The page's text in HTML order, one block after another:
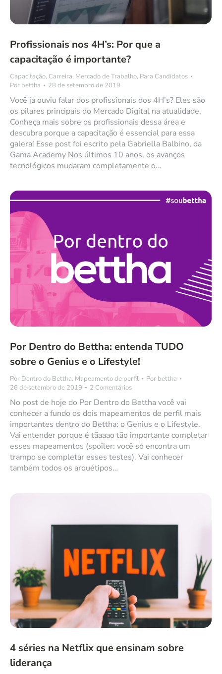
Profissionais nos 4H’s: Por que a
capacitação é importante?
Capacitação, Carreira, Mercado de Trabalho, Para Candidatos
Por bettha 28 de setembro de 2019
Você já ouviu falar dos profissionais dos 4H’s? Eles são
os pilares principais do Mercado Digital na atualidade.
Conheça mais sobre os profissionais dessa área e
descubra porque a capacitação é essencial para essa
galera! Esse post foi escrito pela Gabriella Balbino, da
Gama Academy Nos últimos 10 anos, os avanços
tecnológicos mudaram completamente o…
Por Dentro do Bettha: entenda TUDO
sobre o Genius e o Lifestyle!
Por Dentro do Bettha, Mapeamento de perfil Por bettha
26 de setembro de 2019
2 Comentários
No post de hoje do Por Dentro do Bettha você vai
conhecer a fundo os dois mapeamentos de perfil mais
importantes dentro do Bettha: o Genius e o Lifestyle.
Vai entender porque é tãaaao tão importante completar
esses mapeamentos (spoiler: você só encontra um
trampo se completar esses testes). Vai conhecer
também todos os arquétipos…
4 séries na Netflix que ensinam sobre
liderança